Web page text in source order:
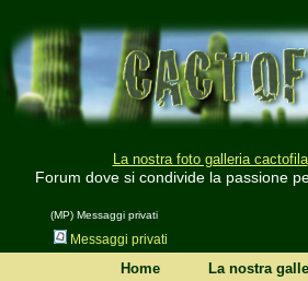
La nostra foto galleria cactofila
Forum dove si condivide la passione
(MP) Messaggi privati
Messaggi privati
Home La nostra